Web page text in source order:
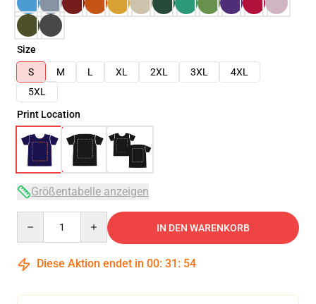
Size
S
M L XL 2XL 3XL
4XL
5XL
Print Location
Größentabelle anzeigen
IN DEN WARENKORB
Diese Aktion endet in 00: 31 : 54